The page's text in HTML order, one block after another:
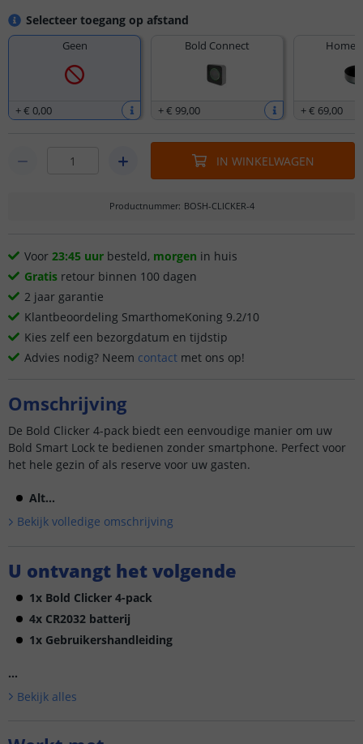
Selecteer toegang op afstand
Geen
+€ 0,00
Bold Connect
+€ 99,00 +€ 69,00
IN WINKELWAGEN
Productnummer: BOSH-CLICKER-4
Voor 23:45 uur besteld, morgen in huis
Gratis retour binnen 100 dagen
2 jaar garantie
Klantbeoordeling SmarthomeKoning 9.2/10
Kies zelf een bezorgdatum en tijdstip
Advies nodig? Neem contact met ons op!
Omschrijving
De Bold Clicker 4-pack biedt een eenvoudige manier om uw
Bold Smart Lock te bedienen zonder smartphone. Perfect voor
het hele gezin of als reserve voor uw gasten.
Alt...
Bekijk volledige omschrijving
U ontvangt het volgende
1x Bold Clicker 4-pack
4x CR2032 batterij
1x Gebruikershandleiding
...
Bekijk alles